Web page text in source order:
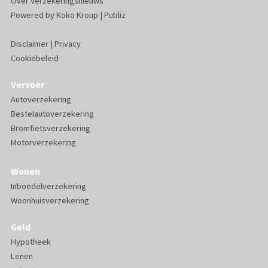
Powered byKoko Kroup | Publiz
Disclaimer| Privacy
Cookiebeleid
Vervoer
Autoverzekering
Bestelautoverzekering
Bromfietsverzekering
Motorverzekering
Wonen
Inboedelverzekering
Woonhuisverzekering
Geld
Hypotheek
Lenen